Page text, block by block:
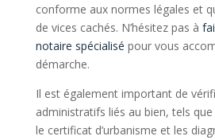
conforme aux normes légales et
de vices cachés. N’hésitez pas à
notaire spécialisé pour vous
démarche.
Il est également important de
administratifs liés au bien, tels
le certificat d’urbanisme et les